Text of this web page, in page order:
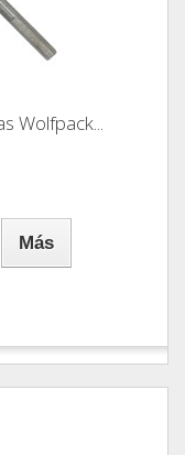
Wolfpack...
Más